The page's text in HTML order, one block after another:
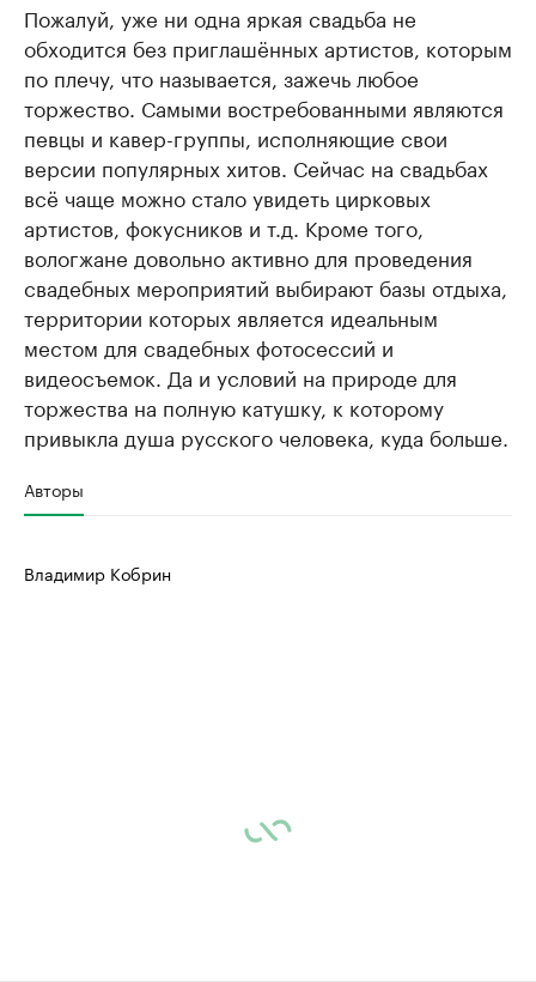
Пожалуй, уже ни одна яркая свадьба не
обходится без приглашённых артистов, которым
по плечу, что называется, зажечь любое
торжество. Самыми востребованными являются
певцы и кавер-группы, исполняющие свои
версии популярных хитов. Сейчас на свадьбах
всё чаще можно стало увидеть цирковых
артистов, фокусников и т.д. Кроме того,
вологжане довольно активно для проведения
свадебных мероприятий выбирают базы отдыха,
территории которых является идеальным
местом для свадебных фотосессий и
видеосъемок. Да и условий на природе для
торжества на полную катушку, к которому
привыкла душа русского человека, куда больше.
Авторы
Владимир Кобрин